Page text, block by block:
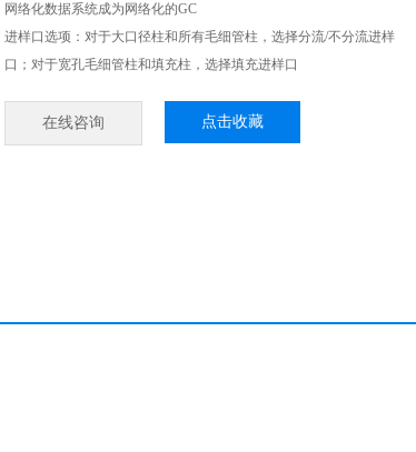
网络化数据系统成为网络化的GC
进样口选项：对于大口径柱和所有毛细管柱，选择分流/不分流进样
口；对于宽孔毛细管柱和填充柱，选择填充进样口
在线咨询 点击收藏